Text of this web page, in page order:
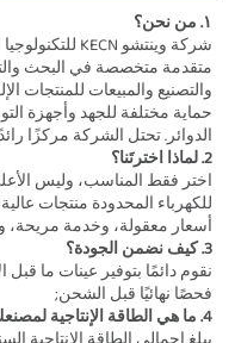
١. من نحن؟
متقدمة متخصصة في البحث
الدوائر. تحتل الشركة مركزًا
2. لماذا اخترتَنا؟
للكهرباء المحدودة منتجات
أسعار معقولة، وخدمة مريحة،
3. كيف نضمن الجودة؟
فحصًا نهائيًا قبل الشحن;
4. ما هي الطاقة الإنتاجية لمصنعك؟